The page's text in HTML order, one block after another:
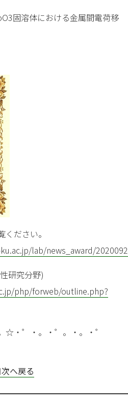
固溶体における金属間電荷移
ださい。
lab/news_award/
研究分野)
php/forweb/outline.php?
゜・。・゜。・。・゜
次へ戻る